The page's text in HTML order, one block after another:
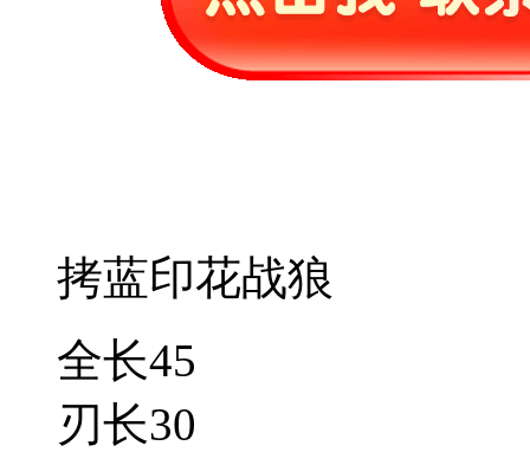
拷蓝印花战狼
全长45
刃长30